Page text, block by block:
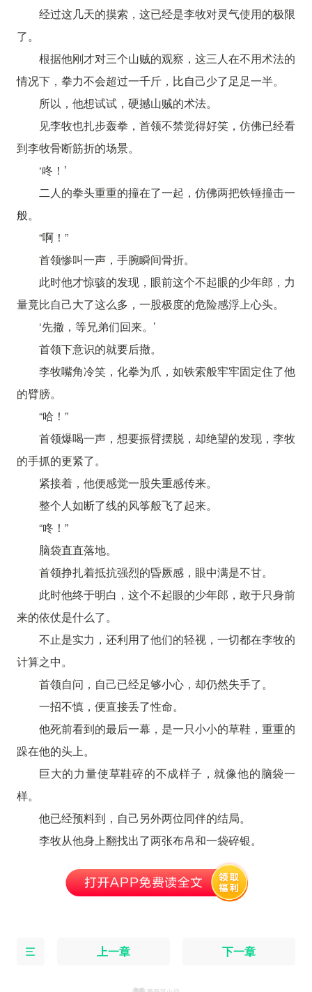
经过这几天的摸索，这已经是李牧对灵气使用的极限
了。
根据他刚才对三个山贼的观察，这三人在不用术法的
情况下，拳力不会超过一千斤，比自己少了足足一半。
所以，他想试试，硬撼山贼的术法。
见李牧也扎步轰拳，首领不禁觉得好笑，仿佛已经看
到李牧骨断筋折的场景。
‘咚！’
二人的拳头重重的撞在了一起，仿佛两把铁锤撞击一
般。
“啊！”
首领惨叫一声，手腕瞬间骨折。
此时他才惊骇的发现，眼前这个不起眼的少年郎，力
量竟比自己大了这么多，一股极度的危险感浮上心头。
‘先撤，等兄弟们回来。’
首领下意识的就要后撤。
李牧嘴角冷笑，化拳为爪，如铁索般牢牢固定住了他
的臂膀。
“哈！”
首领爆喝一声，想要振臂摆脱，却绝望的发现，李牧
的手抓的更紧了。
紧接着，他便感觉一股失重感传来。
整个人如断了线的风筝般飞了起来。
“咚！”
脑袋直直落地。
首领挣扎着抵抗强烈的昏厥感，眼中满是不甘。
此时他终于明白，这个不起眼的少年郎，敢于只身前
来的依仗是什么了。
不止是实力，还利用了他们的轻视，一切都在李牧的
计算之中。
首领自问，自己已经足够小心，却仍然失手了。
一招不慎，便直接丢了性命。
他死前看到的最后一幕，是一只小小的草鞋，重重的
跺在他的头上。
巨大的力量使草鞋碎的不成样子，就像他的脑袋一
样。
他已经预料到，自己另外两位同伴的结局。
李牧从他身上翻找出了两张布帛和一袋碎银。
上一章 下一章